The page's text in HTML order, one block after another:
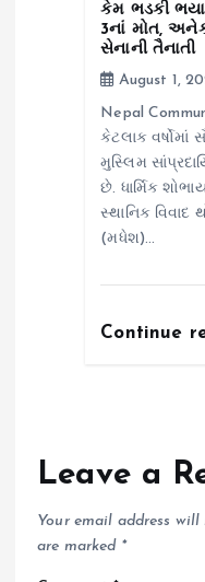
કેમ ભડકી
3નાં મોત,
સેનાની તૈનાતી
August 1,
Nepal
કેટલાક વર્ષોમાં
મુસ્લિમ
છે. ધાર્મિક
સ્થાનિક વિવાદ
(મધેશ)…
Continue
Leave a
Your email address
are marked *